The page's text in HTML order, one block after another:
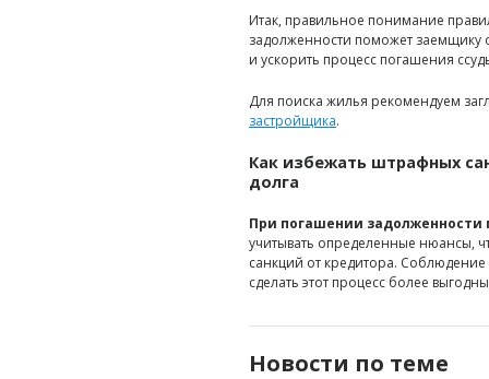
Итак, правильное понимание
задолженности поможет заемщику
и ускорить процесс погашения
Для поиска жилья рекомендуем
застройщика.
Как избежать штрафных
долга
При погашении
учитывать определенные нюансы,
санкций от кредитора.
сделать этот процесс более
Новости по теме